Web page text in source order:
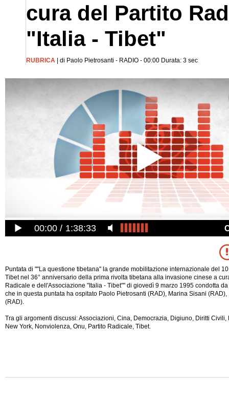
cura del Partito
"Italia - Tibet"
RUBRICA | di Paolo Pietrosanti - RADIO - 00:00 Durata: 3 sec
00:00 1:38:33
Puntata di ""La questione tibetana" la grande mobilitazione internazionale del
Tibet nel 36° anniversario della prima rivolta tibetana alla invasione cinese a
Radicale e dell'Associazione "Italia - Tibet"" di giovedì 9 marzo 1995 condotta
che in questa puntata ha ospitato Paolo Pietrosanti (RAD), Marina Sisani
(RAD).
Tra gli argomenti discussi: Associazioni, Cina, Democrazia, Digiuno, Diritti Civili,
New York, Nonviolenza, Onu, Partito Radicale, Tibet.